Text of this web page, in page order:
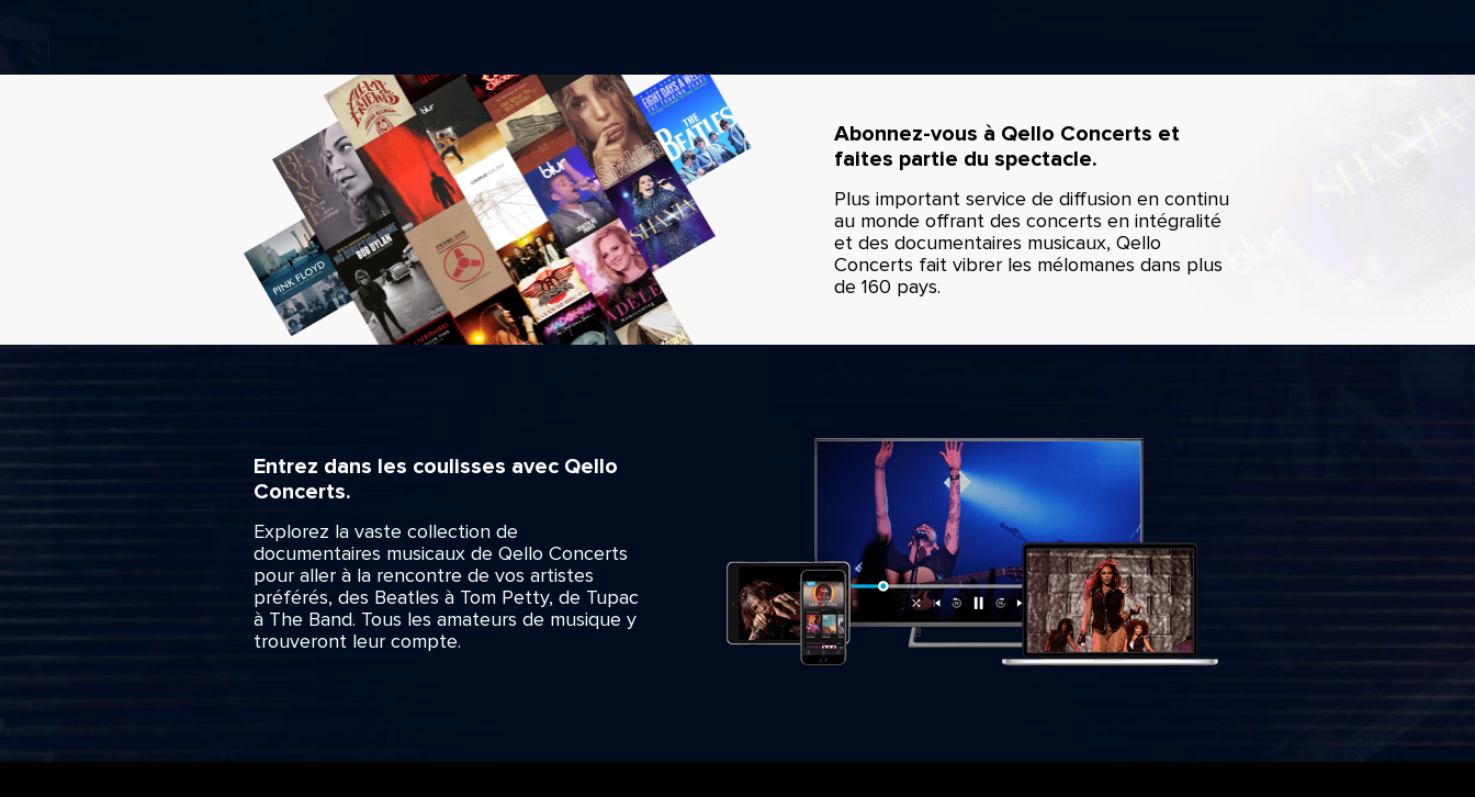
Abonnez-vous à Qello Concerts et
faites partie du spectacle.
Plus important service de diffusion en continu
au monde offrant des concerts en intégralité
et des documentaires musicaux, Qello
Concerts fait vibrer les mélomanes dans plus
de 160 pays.
Entrez dans les coulisses avec Qello
Concerts.
Explorez la vaste collection de
documentaires musicaux de Qello Concerts
pour aller à la rencontre de vos artistes
préférés, des Beatles à Tom Petty, de Tupac
à The Band. Tous les amateurs de musique y
trouveront leur compte.